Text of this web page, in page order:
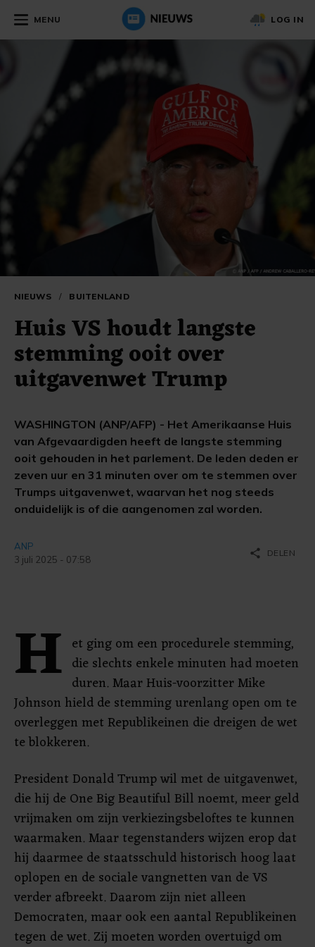
MENU LOG IN
NIEUWS / BUITENLAND
Huis VS houdt langste
stemming ooit over
uitgavenwet Trump
WASHINGTON (ANP/AFP) - Het Amerikaanse Huis
van Afgevaardigden heeft de langste stemming
ooit gehouden in het parlement. De leden deden er
zeven uur en 31 minuten over om te stemmen over
Trumps uitgavenwet, waarvan het nog steeds
onduidelijk is of die aangenomen zal worden.
ANP
3 juli 2025 - 07:58
share DELEN
H et ging om een procedurele stemming,
die slechts enkele minuten had moeten
duren. Maar Huis-voorzitter Mike
Johnson hield de stemming urenlang open om te
overleggen met Republikeinen die dreigen de wet
te blokkeren.
President Donald Trump wil met de uitgavenwet,
die hij de One Big Beautiful Bill noemt, meer geld
vrijmaken om zijn verkiezingsbeloftes te kunnen
waarmaken. Maar tegenstanders wijzen erop dat
hij daarmee de staatsschuld historisch hoog laat
oplopen en de sociale vangnetten van de VS
verder afbreekt. Daarom zijn niet alleen
Democraten, maar ook een aantal Republikeinen
tegen de wet. Zij moeten worden overtuigd om